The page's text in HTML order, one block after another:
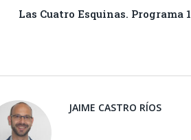
Las Cuatro Esquinas. Programa
JAIME CASTRO RÍOS